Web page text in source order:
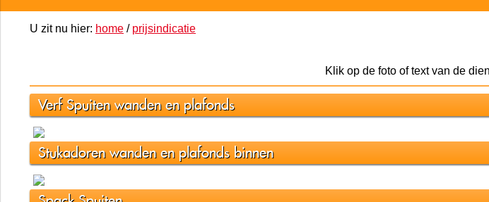
U zit nu hier: home / prijsindicatie
Klik op de foto of text van de
Verf Spuiten wanden en plafonds
Stukadoren wanden en plafonds binnen